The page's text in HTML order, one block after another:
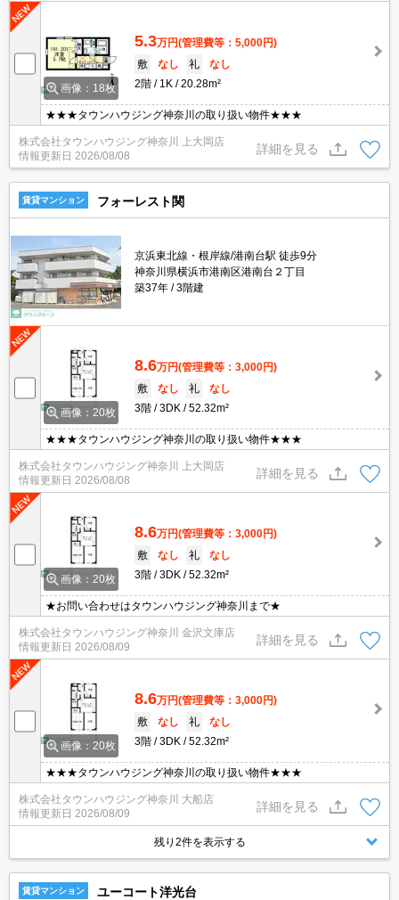
画像：18枚
5.3万円(管理費等：5,000円)
敷
なし 礼
なし
2階
1K 20.28m²
★★★タウンハウジング神奈川の取り扱い物件★★★
株式会社タウンハウジング神奈川 上大岡店
情報更新日 2026/08/08
詳細を見る
賃貸マンション フォーレスト関
京浜東北線・根岸線/港南台駅 徒歩9分
神奈川県横浜市港南区港南台２丁目
築37年
3階建
画像：20枚
8.6万円(管理費等：3,000円)
敷
なし 礼
なし
3階
3DK 52.32m²
★★★タウンハウジング神奈川の取り扱い物件★★★
株式会社タウンハウジング神奈川 上大岡店
情報更新日 2026/08/08
詳細を見る
画像：20枚
8.6万円(管理費等：3,000円)
敷
なし 礼
なし
3階
3DK 52.32m²
★お問い合わせはタウンハウジング神奈川まで★
株式会社タウンハウジング神奈川 金沢文庫店
情報更新日 2026/08/09
詳細を見る
画像：20枚
8.6万円(管理費等：3,000円)
敷
なし 礼
なし
3階
3DK 52.32m²
★★★タウンハウジング神奈川の取り扱い物件★★★
株式会社タウンハウジング神奈川 大船店
情報更新日 2026/08/09
詳細を見る
残り2件を表示する
賃貸マンション ユーコート洋光台